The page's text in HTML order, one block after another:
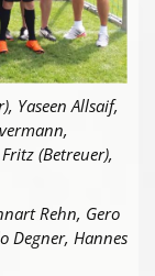
Yaseen Allsaif,
(Betreuer),
Rehn, Gero
Degner, Hannes